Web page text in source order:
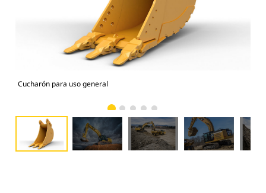
Cucharón para uso general